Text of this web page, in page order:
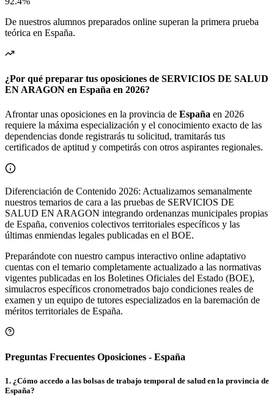
De nuestros alumnos preparados online superan la primera prueba
teórica en España.
¿Por qué preparar tus oposiciones de SERVICIOS DE SALUD
EN ARAGON en España en 2026?
Afrontar unas oposiciones en la provincia de España en 2026
requiere la máxima especialización y el conocimiento exacto de las
dependencias donde registrarás tu solicitud, tramitarás tus
certificados de aptitud y competirás con otros aspirantes regionales.
Diferenciación de Contenido 2026: Actualizamos semanalmente
nuestros temarios de cara a las pruebas de SERVICIOS DE
SALUD EN ARAGON integrando ordenanzas municipales propias
de España, convenios colectivos territoriales específicos y las
últimas enmiendas legales publicadas en el BOE.
Preparándote con nuestro campus interactivo online adaptativo
cuentas con el temario completamente actualizado a las normativas
vigentes publicadas en los Boletines Oficiales del Estado (BOE),
simulacros específicos cronometrados bajo condiciones reales de
examen y un equipo de tutores especializados en la baremación de
méritos territoriales de España.
Preguntas Frecuentes Oposiciones - España
1. ¿Cómo accedo a las bolsas de trabajo temporal de salud en la provincia de
España?